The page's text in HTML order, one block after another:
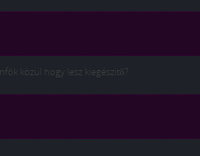
közül hogy lesz kiegészitő?